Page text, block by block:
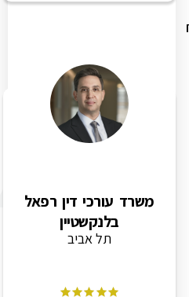
משרד עורכי דין רפאל
בלנקשטיין
תל אביב